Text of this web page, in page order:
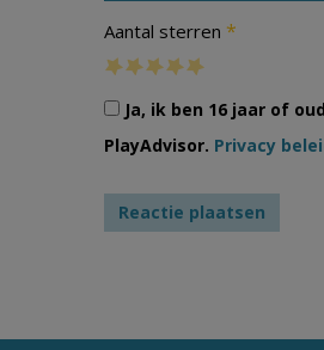
Aantal sterren *
Ja, ik ben 16 jaar of
PlayAdvisor. Privacy